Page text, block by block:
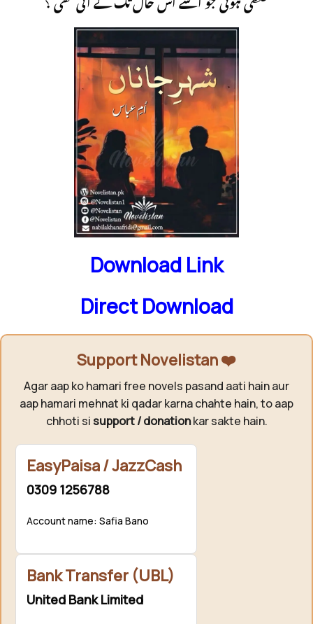
غلطی ہوئی جو اسے اس حال تک لے آئی تھی ؟
Download Link
Direct Download
Support Novelistan ❤️
Agar aap ko hamari free novels pasand aati hain aur
aap hamari mehnat ki qadar karna chahte hain, to aap
chhoti si support / donationkar sakte hain.
EasyPaisa / JazzCash
0309 1256788
Account name: Safia Bano
Bank Transfer (UBL)
United Bank Limited